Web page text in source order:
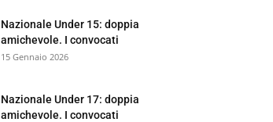
Nazionale Under 15: doppia
amichevole. I convocati
15 Gennaio 2026
Nazionale Under 17: doppia
amichevole. I convocati